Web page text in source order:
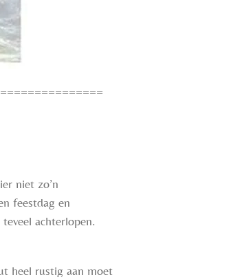
niet zo’n
feestdag en
achterlopen.
heel rustig aan moet